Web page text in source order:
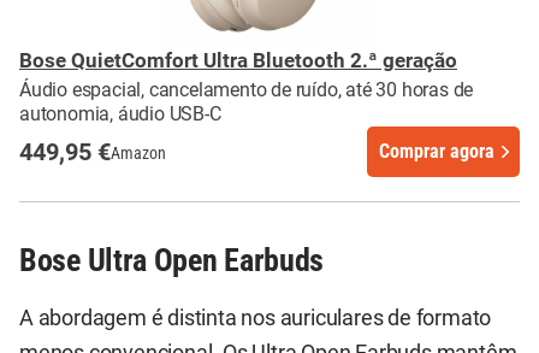
Bose QuietComfort Ultra Bluetooth 2.ª geração
Áudio espacial, cancelamento de ruído, até 30 horas de
autonomia, áudio USB-C
449,95 €Amazon Comprar agora
Bose Ultra Open Earbuds
A abordagem é distinta nos auriculares de formato